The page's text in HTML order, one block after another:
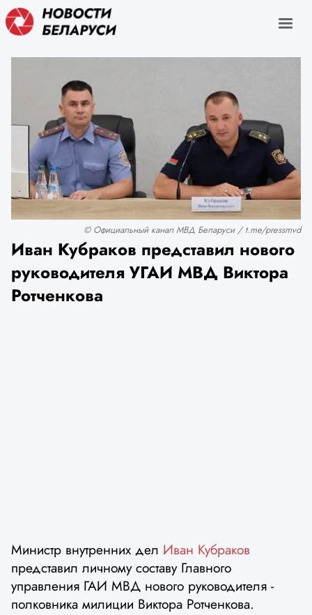
© Официальный канал МВД Беларуси / t.me/pressmvd
Иван Кубраков представил нового
руководителя УГАИ МВД Виктора
Ротченкова
Министр внутренних дел Иван Кубраков
представил личному составу Главного
управления ГАИ МВД нового руководителя -
полковника милиции Виктора Ротченкова.